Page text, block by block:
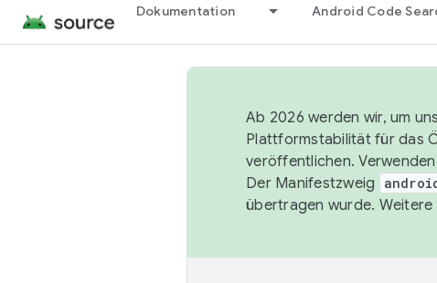
Dokumentation Android Code
Ab 2026 werden wir, um
Plattformstabilität für das
veröffentlichen. Verwenden
Der Manifestzweig
übertragen wurde.